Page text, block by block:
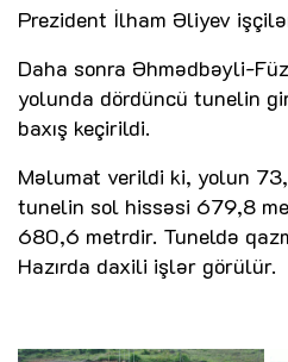
Prezident İlham Əliyev
Daha sonra Əhmədbəyli-
yolunda dördüncü tunelin
baxış keçirildi.
Məlumat verildi ki, yolun
tunelin sol hissəsi 679,8
680,6 metrdir. Tuneldə
Hazırda daxili işlər görülür.